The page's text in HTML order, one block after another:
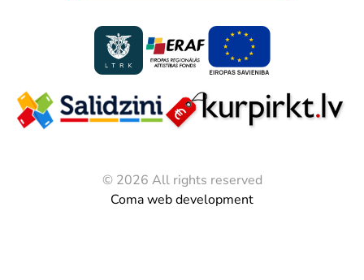
© 2026 All rights reserved
Coma web development